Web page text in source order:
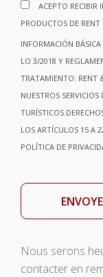
ACEPTO RECIBIR
PRODUCTOS DE RENT
INFORMACIÓN
LO 3/2018 Y
TRATAMIENTO: RENT
NUESTROS
LOS ARTÍCULOS 15 A
POLÍTICA DE
Nous serons
contacter en